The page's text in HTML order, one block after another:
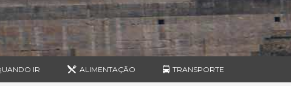
IR ALIMENTAÇÃO TRANSPORTE